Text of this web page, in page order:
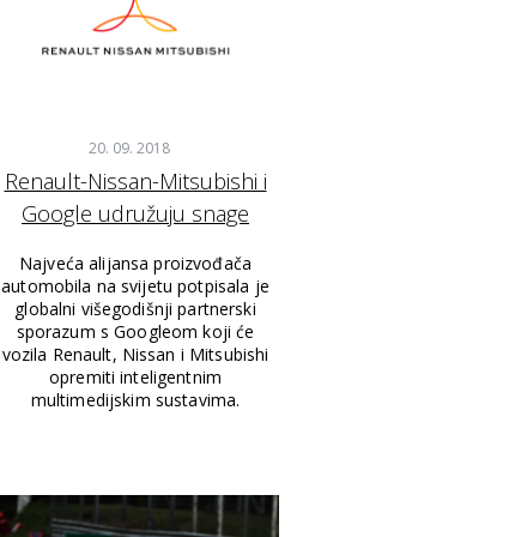
20. 09. 2018
Renault-Nissan-Mitsubishi i
Google udružuju snage
Najveća alijansa proizvođača
automobila na svijetu potpisala je
globalni višegodišnji partnerski
sporazum s Googleom koji će
vozila Renault, Nissan i Mitsubishi
opremiti inteligentnim
multimedijskim sustavima.